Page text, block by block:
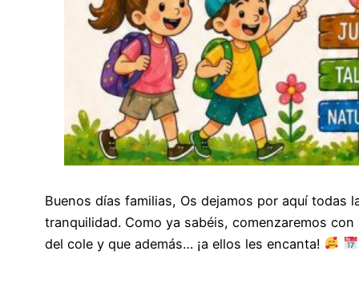
Buenos días familias, Os dejamos por aquí
tranquilidad. Como ya sabéis, comenzaremos
del cole y que además… ¡a ellos les encanta!